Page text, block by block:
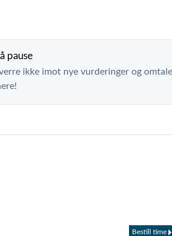
pause
ikke imot nye vurderinger og
Bestill time